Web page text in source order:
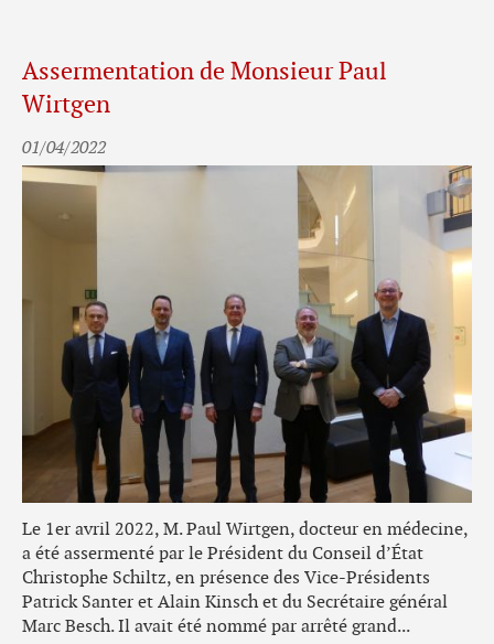
Assermentation de Monsieur Paul
Wirtgen
01/04/2022
Le 1er avril 2022, M. Paul Wirtgen, docteur en médecine,
a été assermenté par le Président du Conseil d’État
Christophe Schiltz, en présence des Vice-Présidents
Patrick Santer et Alain Kinsch et du Secrétaire général
Marc Besch. Il avait été nommé par arrêté grand...